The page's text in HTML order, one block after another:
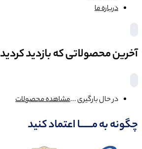
درباره ما
آخرین محصولاتی که بازدید کردید
در حال بارگیری ...مشاهده محصولات
چگونه به مــــــا اعتماد کنید